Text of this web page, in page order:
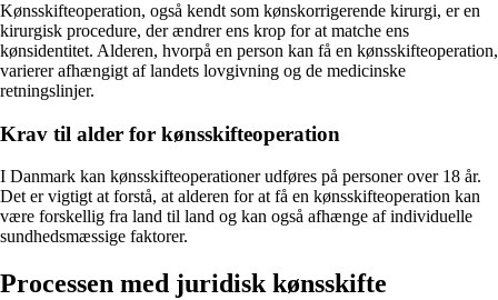
Kønsskifteoperation, også kendt som kønskorrigerende kirurgi, er en
kirurgisk procedure, der ændrer ens krop for at matche ens
kønsidentitet. Alderen, hvorpå en person kan få en kønsskifteoperation,
varierer afhængigt af landets lovgivning og de medicinske
retningslinjer.
Krav til alder for kønsskifteoperation
I Danmark kan kønsskifteoperationer udføres på personer over 18 år.
Det er vigtigt at forstå, at alderen for at få en kønsskifteoperation kan
være forskellig fra land til land og kan også afhænge af individuelle
sundhedsmæssige faktorer.
Processen med juridisk kønsskifte